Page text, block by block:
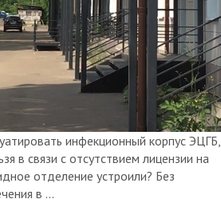
инфекционный корпус ЭЦГБ,
в связи с отсутствием лицензии на
отделение устроили? Без
в ...